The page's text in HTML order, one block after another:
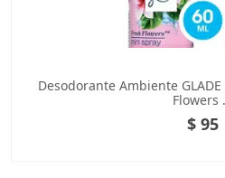
Desodorante Ambiente
Flowers
$ 95